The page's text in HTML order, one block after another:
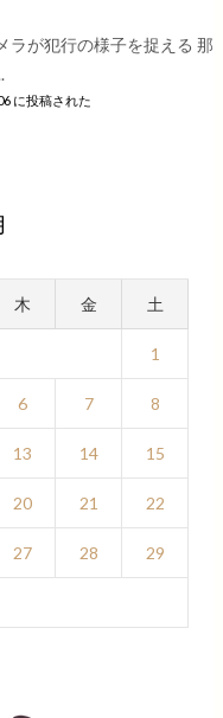
ラが犯行の様子を捉える 那
に投稿された
木 金 土
1
6 7 8
13 14 15
20 21 22
27 28 29